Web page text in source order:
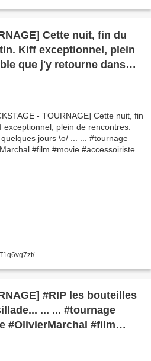
Cette nuit, fin du
Kiff exceptionnel, plein
que j'y retourne dans
#tournage #backstage
#film #movie
#RIP les bouteilles
... ... #tournage
#OlivierMarchal #film